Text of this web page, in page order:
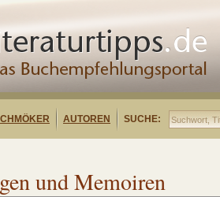
AUTOREN SUCHE:
und Memoiren